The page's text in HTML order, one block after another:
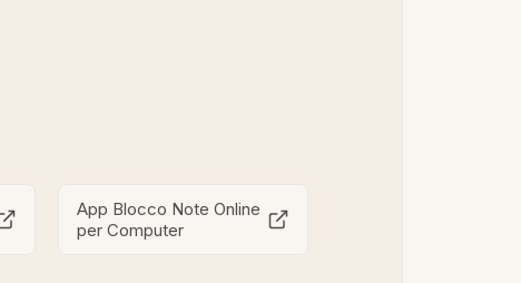
App Blocco Note Online
per Computer